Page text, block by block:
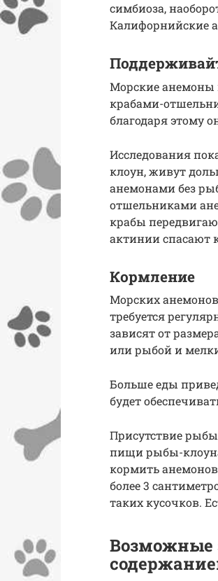
симбиоза,
Калифорнийские
Морские анемоны
крабами-
благодаря этому
Исследования
клоун, живут
анемонами без
отшельниками
крабы
актинии спасают
Кормление
Морских
требуется
зависят от
или рыбой и
Больше еды
будет
Присутствие
пищи рыбы-
кормить
более 3
таких кусочков.
Возможные